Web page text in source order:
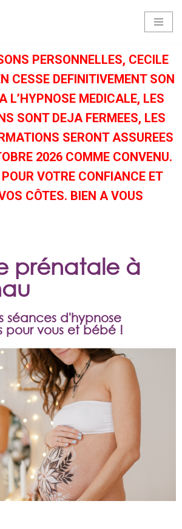
PERSONNELLES, CECILE
CESSE DEFINITIVEMENT SON
L’HYPNOSE MEDICALE, LES
SONT DEJA FERMEES, LES
SERONT ASSUREES
2026 COMME CONVENU.
VOTRE CONFIANCE ET
CÔTES. BIEN A VOUS
prénatale à
séances d'hypnose
pour vous et bébé !